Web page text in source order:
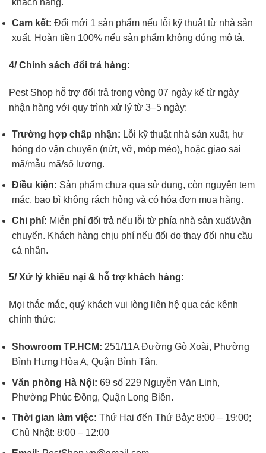
khách hàng.
Cam kết: Đổi mới 1 sản phẩm nếu lỗi kỹ thuật từ nhà sản
xuất. Hoàn tiền 100% nếu sản phẩm không đúng mô tả.
4/ Chính sách đổi trả hàng:
Pest Shop hỗ trợ đổi trả trong vòng 07 ngày kể từ ngày
nhận hàng với quy trình xử lý từ 3–5 ngày:
Trường hợp chấp nhận: Lỗi kỹ thuật nhà sản xuất, hư
hỏng do vận chuyển (nứt, vỡ, móp méo), hoặc giao sai
mã/mẫu mã/số lượng.
Điều kiện: Sản phẩm chưa qua sử dụng, còn nguyên tem
mác, bao bì không rách hỏng và có hóa đơn mua hàng.
Chi phí: Miễn phí đổi trả nếu lỗi từ phía nhà sản xuất/vận
chuyển. Khách hàng chịu phí nếu đổi do thay đổi nhu cầu
cá nhân.
5/ Xử lý khiếu nại & hỗ trợ khách hàng:
Mọi thắc mắc, quý khách vui lòng liên hệ qua các kênh
chính thức:
Showroom TP.HCM: 251/11A Đường Gò Xoài, Phường
Bình Hưng Hòa A, Quận Bình Tân.
Văn phòng Hà Nội: 69 số 229 Nguyễn Văn Linh,
Phường Phúc Đồng, Quận Long Biên.
Thời gian làm việc: Thứ Hai đến Thứ Bảy: 8:00 – 19:00;
Chủ Nhật: 8:00 – 12:00